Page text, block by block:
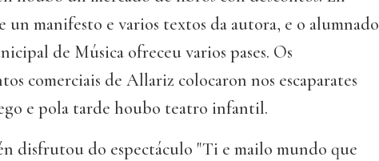
un manifesto e varios textos da autora, e o alumnado
de Música ofreceu varios pases. Os
comerciais de Allariz colocaron nos escaparates
e pola tarde houbo teatro infantil.
disfrutou do espectáculo "Ti e mailo mundo que